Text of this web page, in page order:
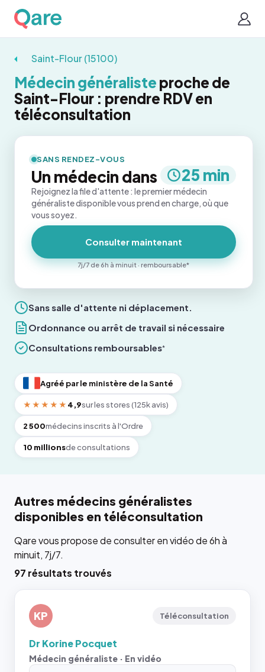
Saint-Flour (15100)
Médecin généraliste proche de
Saint-Flour : prendre RDV en
téléconsultation
Sans salle d'attente ni déplacement.
Ordonnance ou arrêt de travail si nécessaire
Consultations remboursables*
Agréé par le ministère de la Santé
★★★★★ 4,9sur les stores (125k avis)
2 500médecins inscrits à l'Ordre
10 millionsde consultations
SANS RENDEZ-VOUS
Un médecin dans 25 min
Rejoignez la file d'attente : le premier médecin
généraliste disponible vous prend en charge, où que
vous soyez.
Consulter maintenant
7j/7 de 6h à minuit · remboursable*
Autres médecins généralistes
disponibles en téléconsultation
Qare vous propose de consulter en vidéo de 6h à
minuit, 7j/7.
97 résultats trouvés
KP Téléconsultation
Dr Korine Pocquet
Médecin généraliste · En vidéo